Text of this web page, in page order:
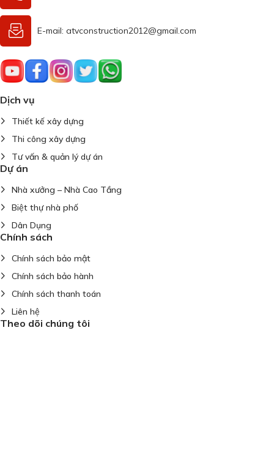
E-mail: atvconstruction2012@gmail.com
Dịch vụ
Thiết kế xây dựng
Thi công xây dựng
Tư vấn & quản lý dự án
Dự án
Nhà xưởng – Nhà Cao Tầng
Biệt thự nhà phố
Dân Dụng
Chính sách
Chính sách bảo mật
Chính sách bảo hành
Chính sách thanh toán
Liên hệ
Theo dõi chúng tôi